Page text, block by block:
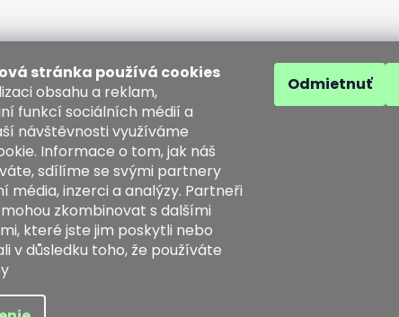
stránka používá cookies
obsahu a reklam,
funkcí sociálních médií a
návštěvnosti využíváme
Informace o tom, jak náš
sdílíme se svými partnery
média, inzerci a analýzy. Partneři
zkombinovat s dalšími
které jste jim poskytli nebo
v důsledku toho, že používáte
Odmietnuť
@kozenezbozi.com
603225633
www.facebook.com/koz
vyhradené.